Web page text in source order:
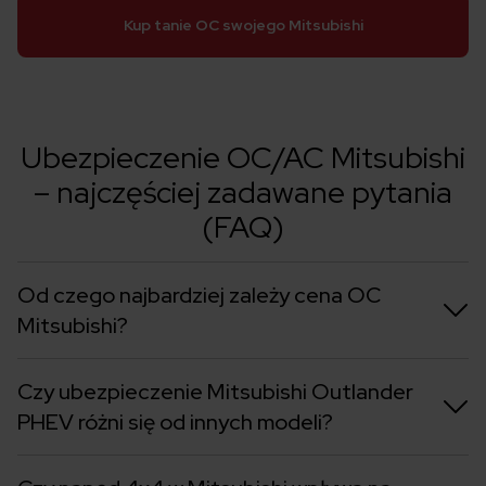
Kup tanie OC swojego Mitsubishi
Ubezpieczenie OC/AC Mitsubishi
– najczęściej zadawane pytania
(FAQ)
Od czego najbardziej zależy cena OC
Mitsubishi?
Czy ubezpieczenie Mitsubishi Outlander
PHEV różni się od innych modeli?